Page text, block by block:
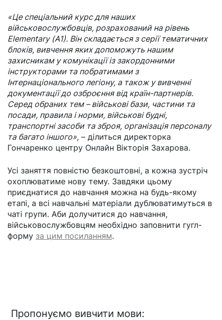
«Це спеціальний курс для наших
військовослужбовців, розрахований на рівень
Elementary (A1). Він складається з серії тематичних
блоків, вивчення яких допоможуть нашим
захисникам у комунікації із закордонними
інструкторами та побратимами з
Інтернаціонального легіону, а також у вивченні
документації до озброєння від країн-партнерів.
Серед обраних тем – військові бази, частини та
посади, правила і норми, військові будні,
транспортні засоби та зброя, організація персоналу
та багато іншого», – ділиться директорка
Гончаренко центру Онлайн Вікторія Захарова.
Усі заняття повністю безкоштовні, а кожна зустріч
охоплюватиме нову тему. Завдяки цьому
приєднатися до навчання можна на будь-якому
етапі, а всі навчальні матеріали дублюватимуться в
чаті групи. Аби долучитися до навчання,
військовослужбовцям необхідно заповнити гугл-
форму за цим посиланням.
Пропонуємо вивчити мови: